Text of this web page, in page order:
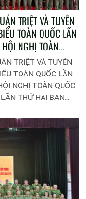
TRIỆT VÀ TUYÊN
TOÀN QUỐC LẦN
NGHỊ TOÀN
NGHỊ LẦN THỨ HAI
KHÓA XIV TRONG
HỌC VIÊN
TRIỆT VÀ TUYÊN
TOÀN QUỐC LẦN
NGHỊ TOÀN QUỐC
THỨ HAI BAN
XIV TRONG ĐẢNG